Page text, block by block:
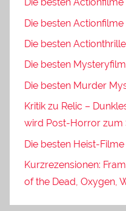
Die besten
Die besten
Die besten
Die besten Murder
Kritik zu Relic –
wird Post-Horror zum
Die besten Heist-
Kurzrezensionen:
of the Dead, Oxygen,